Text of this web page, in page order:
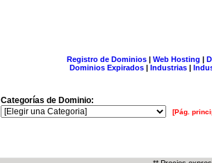
Registro de Dominios| Web Hosting |
Dominios Expirados | Industrias |
Categorías de Dominio:
[Pág.